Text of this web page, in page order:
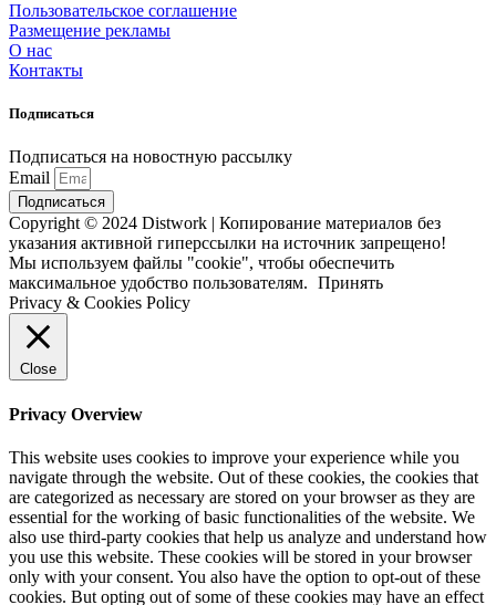
Пользовательское соглашение
Размещение рекламы
О нас
Контакты
Подписаться
Подписаться на новостную рассылку
Email
Подписаться
Copyright © 2024 Distwork | Копирование материалов без
указания активной гиперссылки на источник запрещено!
Мы используем файлы "cookie", чтобы обеспечить
максимальное удобство пользователям. Принять
Privacy & Cookies Policy
Close
Privacy Overview
This website uses cookies to improve your experience while you
navigate through the website. Out of these cookies, the cookies that
are categorized as necessary are stored on your browser as they are
essential for the working of basic functionalities of the website. We
also use third-party cookies that help us analyze and understand how
you use this website. These cookies will be stored in your browser
only with your consent. You also have the option to opt-out of these
cookies. But opting out of some of these cookies may have an effect